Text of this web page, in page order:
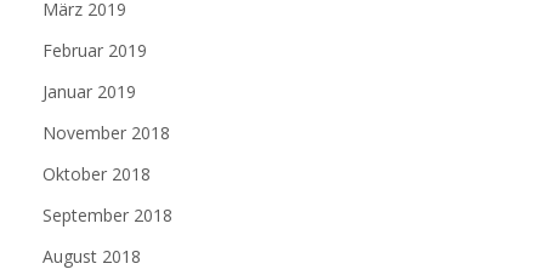
März 2019
Februar 2019
Januar 2019
November 2018
Oktober 2018
September 2018
August 2018